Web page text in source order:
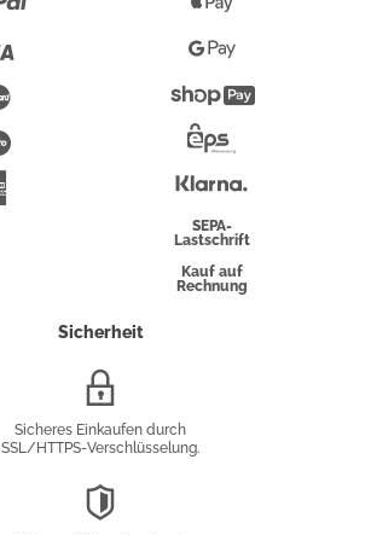
Maestro
Pay
Google
Pay
Überweisung
SEPA-
Lastschrift
Kauf auf
Rechnung
Sicherheit
Sicheres Einkaufen durch
SSL/HTTPS-Verschlüsselung.